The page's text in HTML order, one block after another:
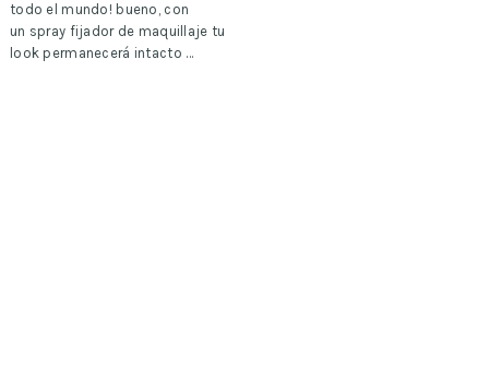
todo el mundo! bueno, con
un spray fijador de maquillaje tu
look permanecerá intacto …